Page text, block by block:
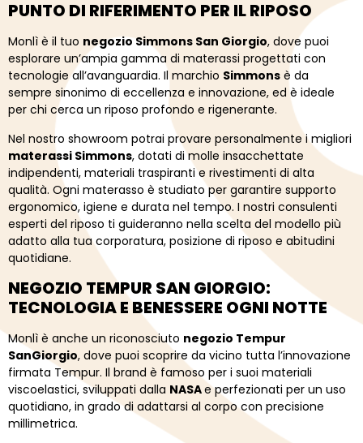
PUNTO DI RIFERIMENTO PER ILRIPOSO
Monlì è il tuo negozioSimmons San Giorgio, dove puoi
esplorare un’ampia gamma di materassi progettati con
tecnologieall’avanguardia. Ilmarchio Simmons è da
sempre sinonimo di eccellenza e innovazione, ed è ideale
per chi cerca un riposo profondo e rigenerante.
Nel nostro showroom potrai provare personalmenteimigliori
materassi Simmons, dotati dimolle insacchettate
indipendenti, materiali traspirantie rivestimenti di alta
qualità. Ogni materasso è studiatoper garantire supporto
ergonomico, igiene e durata nel tempo. I nostri consulenti
esperti del riposo ti guideranno nella scelta del modello più
adatto alla tuacorporatura, posizione di riposo e abitudini
quotidiane.
NEGOZIO TEMPUR SAN GIORGIO:
TECNOLOGIAEBENESSERE OGNI NOTTE
Monlì è anche un riconosciuto negozio Tempur
SanGiorgio, dove puoi scoprire da vicino tutta l’innovazione
firmata Tempur. Il brand è famoso per i suoi materiali
viscoelastici, sviluppati dalla NASAeperfezionati per un uso
quotidiano, in gradodi adattarsi al corpocon precisione
millimetrica.